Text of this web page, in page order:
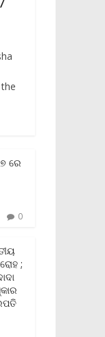
ରେ
0
;